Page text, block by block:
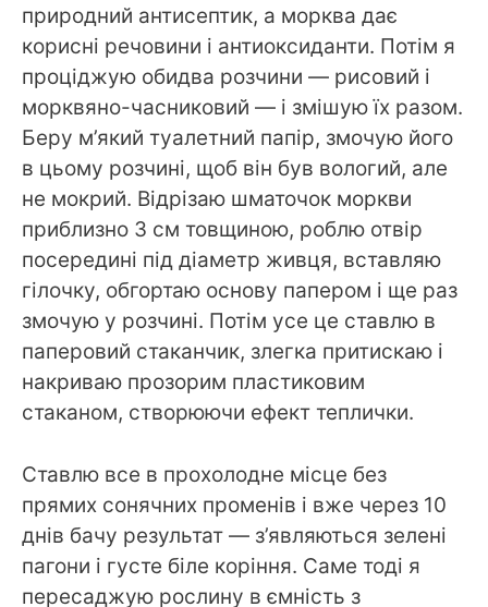
природний антисептик, а морква дає
корисні речовини і антиоксиданти. Потім я
проціджую обидва розчини — рисовий і
морквяно-часниковий — і змішую їх разом.
Беру м’який туалетний папір, змочую його
в цьому розчині, щоб він був вологий, але
не мокрий. Відрізаю шматочок моркви
приблизно 3 см товщиною, роблю отвір
посередині під діаметр живця, вставляю
гілочку, обгортаю основу папером і ще раз
змочую у розчині. Потім усе це ставлю в
паперовий стаканчик, злегка притискаю і
накриваю прозорим пластиковим
стаканом, створюючи ефект теплички.
Ставлю все в прохолодне місце без
прямих сонячних променів і вже через 10
днів бачу результат — з’являються зелені
пагони і густе біле коріння. Саме тоді я
пересаджую рослину в ємність з